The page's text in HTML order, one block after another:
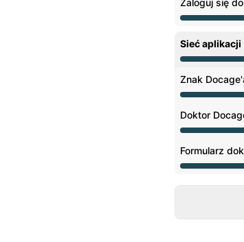
Zaloguj się
Przerwa
Sieć aplikacji
Przerwa
Znak
Przerwa
Doktor
Przerwa
Formularz
Przerwa